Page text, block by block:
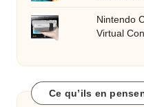
Nintendo
Virtual
Ce qu’ils en